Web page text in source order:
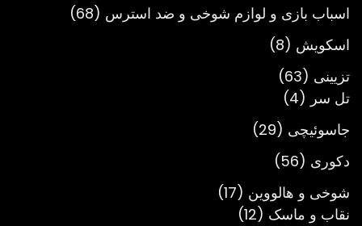
اسباب بازی و لوازم شوخی و ضد استرس 68
68
اسکویش 8
8
تزیینی 63
63
محصول
تل سر 4
4
محصول
جاسوئیچی 29
29
دکوری 56
56
محصول
شوخی و هالووین 17
17
نقاب و ماسک 12
12